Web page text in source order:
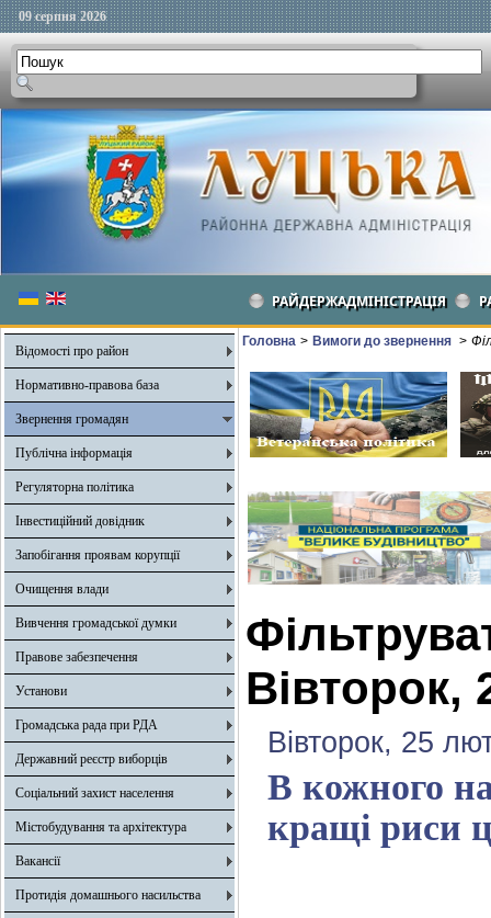
09 серпня 2026
РАЙДЕРЖАДМІНІСТРАЦІЯ
Відомості про район
Нормативно-правова база
Звернення громадян
Публічна інформація
Регуляторна політика
Інвестиційний довідник
Запобігання проявам корупції
Очищення влади
Вивчення громадської думки
Правове забезпечення
Установи
Громадська рада при РДА
Державний реєстр виборців
Соціальний захист населення
Містобудування та архітектура
Вакансії
Протидія домашнього насильства
Головна > Вимоги до звернення >
Вівторок,
Вівторок, 25
В кожного
кращі риси